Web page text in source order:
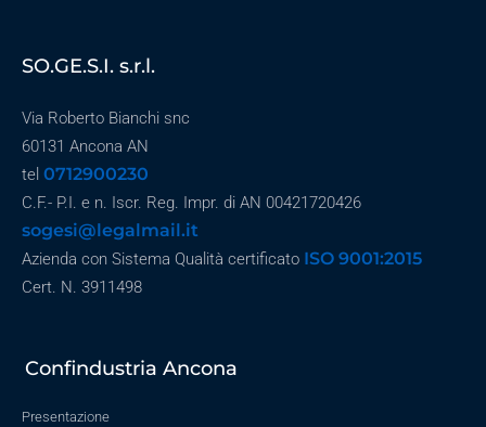
SO.GE.S.I. s.r.l.
Via Roberto Bianchi snc
60131 Ancona AN
tel 0712900230
C.F.- P.I. e n. Iscr. Reg. Impr. di AN 00421720426
sogesi@legalmail.it
Azienda con Sistema Qualità certificato ISO 9001:2015
Cert. N. 3911498
Confindustria Ancona
Presentazione